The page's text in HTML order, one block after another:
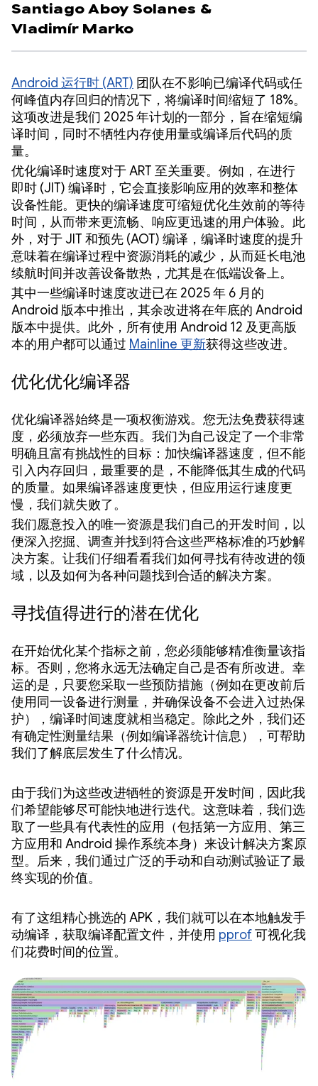
Santiago Aboy Solanes &
Vladimír Marko
Android 运行时 (ART) 团队在不影响已编译代码或任
何峰值内存回归的情况下，将编译时间缩短了 18%。
这项改进是我们 2025 年计划的一部分，旨在缩短编
译时间，同时不牺牲内存使用量或编译后代码的质
量。
优化编译时速度对于 ART 至关重要。例如，在进行
即时 (JIT) 编译时，它会直接影响应用的效率和整体
设备性能。更快的编译速度可缩短优化生效前的等待
时间，从而带来更流畅、响应更迅速的用户体验。此
外，对于 JIT 和预先 (AOT) 编译，编译时速度的提升
意味着在编译过程中资源消耗的减少，从而延长电池
续航时间并改善设备散热，尤其是在低端设备上。
其中一些编译时速度改进已在 2025 年 6 月的
Android 版本中推出，其余改进将在年底的 Android
版本中提供。此外，所有使用 Android 12 及更高版
本的用户都可以通过 Mainline 更新获得这些改进。
优化优化编译器
优化编译器始终是一项权衡游戏。您无法免费获得速
度，必须放弃一些东西。我们为自己设定了一个非常
明确且富有挑战性的目标：加快编译器速度，但不能
引入内存回归，最重要的是，不能降低其生成的代码
的质量。如果编译器速度更快，但应用运行速度更
慢，我们就失败了。
我们愿意投入的唯一资源是我们自己的开发时间，以
便深入挖掘、调查并找到符合这些严格标准的巧妙解
决方案。让我们仔细看看我们如何寻找有待改进的领
域，以及如何为各种问题找到合适的解决方案。
寻找值得进行的潜在优化
在开始优化某个指标之前，您必须能够精准衡量该指
标。否则，您将永远无法确定自己是否有所改进。幸
运的是，只要您采取一些预防措施（例如在更改前后
使用同一设备进行测量，并确保设备不会进入过热保
护），编译时间速度就相当稳定。除此之外，我们还
有确定性测量结果（例如编译器统计信息），可帮助
我们了解底层发生了什么情况。
由于我们为这些改进牺牲的资源是开发时间，因此我
们希望能够尽可能快地进行迭代。这意味着，我们选
取了一些具有代表性的应用（包括第一方应用、第三
方应用和 Android 操作系统本身）来设计解决方案原
型。后来，我们通过广泛的手动和自动测试验证了最
终实现的价值。
有了这组精心挑选的 APK，我们就可以在本地触发手
动编译，获取编译配置文件，并使用 pprof可视化我
们花费时间的位置。